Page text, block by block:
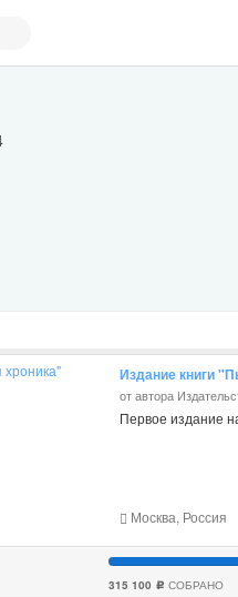
Издание книги
от автора
Первое издание
Москва, Россия
315 100 c СОБРАНО